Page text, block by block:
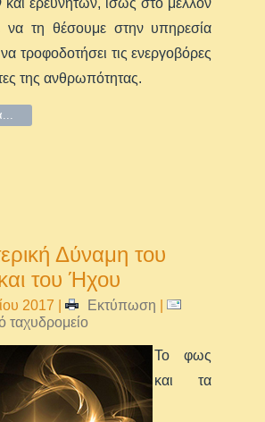
να τη θέσουμε στην υπηρεσία
τροφοδοτήσει τις ενεργοβόρες
της ανθρωπότητας.
Δύναμη του
του Ήχου
2017 | Εκτύπωση
ταχυδρομείο
Το φως
και τα